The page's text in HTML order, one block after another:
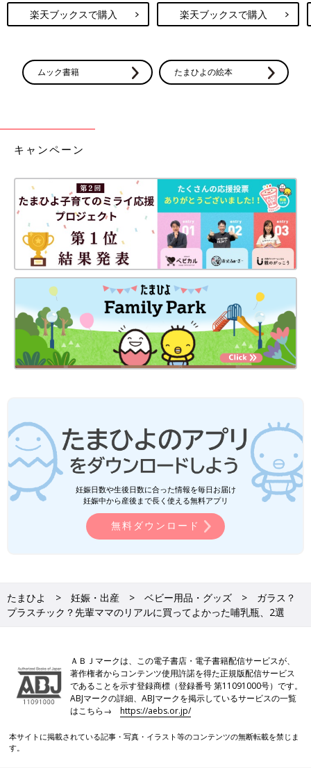
楽天ブックスで購入 楽天ブックスで購入
ムック書籍 たまひよの絵本
キャンペーン
妊娠日数や生後日数に合った情報を毎日お届け
妊娠中から産後まで長く使える無料アプリ
無料ダウンロード
たまひよ 妊娠・出産 ベビー用品・グッズ
ガラス？
プラスチック？先輩ママのリアルに買ってよかった哺乳瓶、2選
ＡＢＪマークは、この電子書店・電子書籍配信サービスが、
著作権者からコンテンツ使用許諾を得た正規版配信サービス
であることを示す登録商標（登録番号 第11091000号）です。
ABJマークの詳細、ABJマークを掲示しているサービスの一覧
はこちら→https://aebs.or.jp/
本サイトに掲載されている記事・写真・イラスト等のコンテンツの無断転載を禁じま
す。